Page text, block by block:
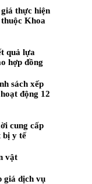
thực hiện
Khoa
quả lựa
hợp đồng
sách xếp
động 12
cung cấp
bị y tế
vật
giá dịch vụ